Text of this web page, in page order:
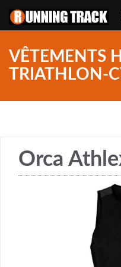
VÊTEMENTS
TRIATHLON-
Orca